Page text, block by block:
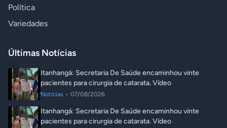
Política
Variedades
Últimas Notícias
Itanhangá: Secretaria De Saúde encaminhou vinte
pacientes para cirurgia de catarata. Vídeo
Notícias • 07/08/2026
Itanhangá: Secretaria De Saúde encaminhou vinte
pacientes para cirurgia de catarata. Vídeo